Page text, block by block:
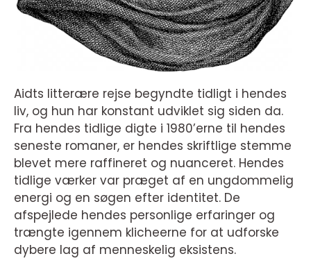
Aidts litterære rejse begyndte tidligt i hendes
liv, og hun har konstant udviklet sig siden da.
Fra hendes tidlige digte i 1980’erne til hendes
seneste romaner, er hendes skriftlige stemme
blevet mere raffineret og nuanceret. Hendes
tidlige værker var præget af en ungdommelig
energi og en søgen efter identitet. De
afspejlede hendes personlige erfaringer og
trængte igennem klicheerne for at udforske
dybere lag af menneskelig eksistens.